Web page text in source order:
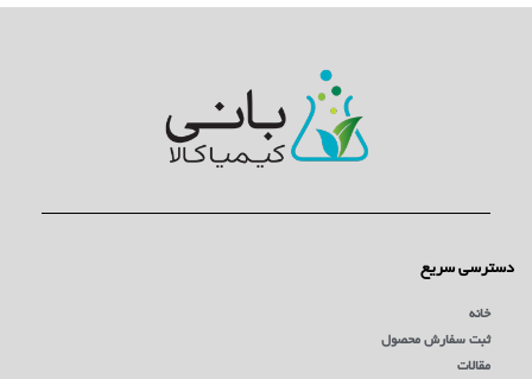
دسترسی سریع
خانه
ثبت سفارش محصول
مقالات